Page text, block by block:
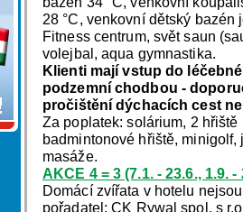
28 °C, venkovní dětský
Fitness centrum, svět saun
volejbal, aqua gymnastika.
Klienti mají vstup do
podzemní chodbou -
pročištění dýchacích cest
Za poplatek: solárium, 2
badmintonové hřiště,
masáže.
AKCE 4 = 3 (7.1. - 23.6., 1.9.
Domácí zvířata v hotelu
pořadatel: CK Rywal spol. s